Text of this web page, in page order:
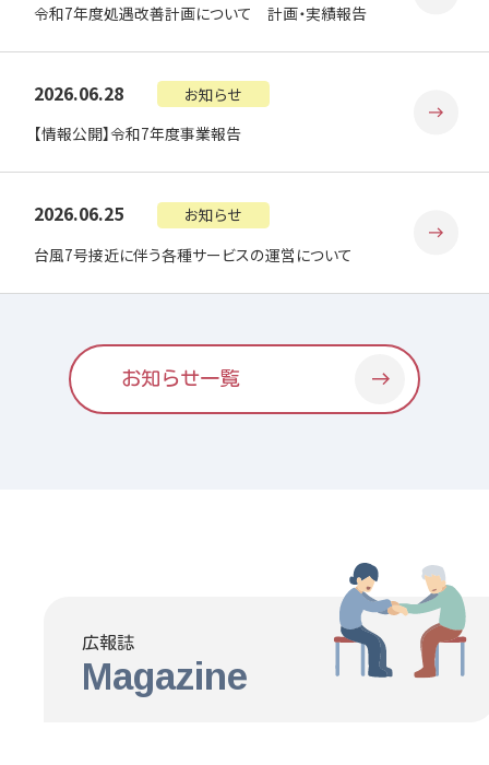
令和7年度処遇改善計画について 計画・実績報告
2026.06.28
お知らせ
【情報公開】令和7年度事業報告
2026.06.25
お知らせ
台風7号接近に伴う各種サービスの運営について
お知らせ一覧
広報誌
Magazine